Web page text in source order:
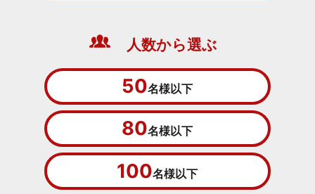
人数から選ぶ
50名様以下
80名様以下
100名様以下